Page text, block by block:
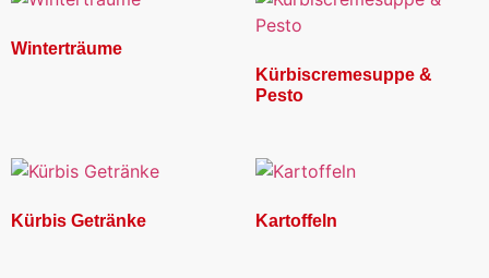
Winterträume
Kürbiscremesuppe &
Pesto
Kürbis Getränke Kartoffeln